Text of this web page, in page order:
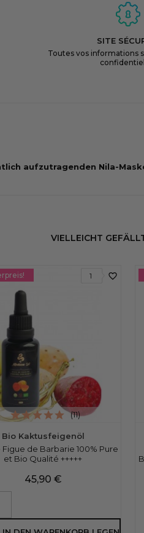
SITE
Toutes vos informations
aufzutragenden Nila-
VIELLEICHT
Bio Kaktusfeigenöl
Figue de Barbarie 100% Pure
et Bio Qualité +++++
Preis
45,90 €
favorite_border
1
(11)